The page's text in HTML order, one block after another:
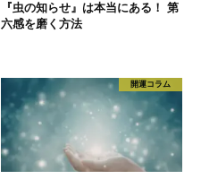
『虫の知らせ』は本当にある！ 第
六感を磨く方法
開運コラム